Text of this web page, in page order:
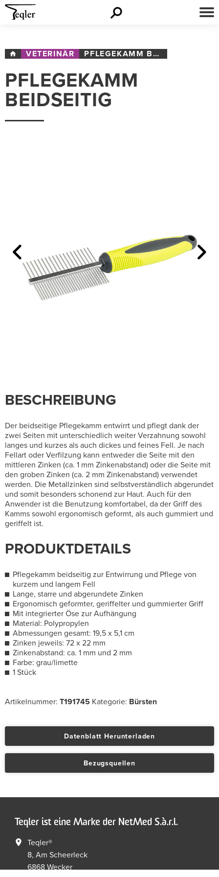
VETERINÄR PFLEGEKAMM BEIDSEITIG
PFLEGEKAMM
BEIDSEITIG
BESCHREIBUNG
Der beidseitige Pflegekamm entwirrt und pflegt dank der
zwei Seiten mit unterschiedlich weiter Verzahnung sowohl
langes und kurzes als auch dickes und feines Fell. Je nach
Fellart oder Verfilzung kann entweder die Seite mit den
mittleren Zinken (ca. 1 mm Zinkenabstand) oder die Seite mit
den groben Zinken (ca. 2 mm Zinkenabstand) verwendet
werden. Die Metallzinken sind selbstverständlich abgerundet
und somit besonders schonend zur Haut. Auch für den
Anwender ist die Benutzung komfortabel, da der Griff des
Kamms sowohl ergonomisch geformt, als auch gummiert und
geriffelt ist.
PRODUKTDETAILS
Pflegekamm beidseitig zur Entwirrung und Pflege von
kurzem und langem Fell
Lange, starre und abgerundete Zinken
Ergonomisch geformter, geriffelter und gummierter Griff
Mit integrierter Öse zur Aufhängung
Material: Polypropylen
Abmessungen gesamt: 19,5 x 5,1 cm
Zinken jeweils: 72 x 22 mm
Zinkenabstand: ca. 1 mm und 2 mm
Farbe: grau/limette
1 Stück
Artikelnummer: T191745 Kategorie: Bürsten
Datenblatt Herunterladen
Bezugsquellen
Teqler ist eine Marke der NetMed S.à.r.l.
Teqler®
8, Am Scheerleck
6868 Wecker